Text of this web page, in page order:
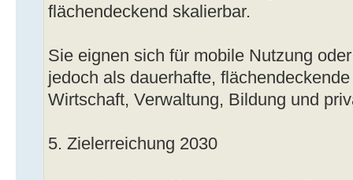
flächendeckend skalierbar.
Sie eignen sich für mobile Nutzung
jedoch als dauerhafte,
Wirtschaft, Verwaltung, Bildung und
5. Zielerreichung 2030